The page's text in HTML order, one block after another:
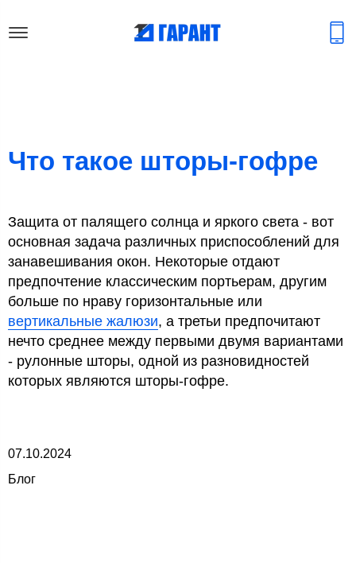
Что такое шторы-гофре
Защита от палящего солнца и яркого света - вот
основная задача различных приспособлений для
занавешивания окон. Некоторые отдают
предпочтение классическим портьерам, другим
больше по нраву горизонтальные или
вертикальные жалюзи, а третьи предпочитают
нечто среднее между первыми двумя вариантами
- рулонные шторы, одной из разновидностей
которых являются шторы-гофре.
07.10.2024
Блог